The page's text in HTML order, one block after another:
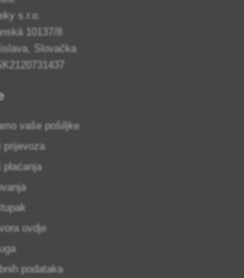
s.r.o.
10137/8
Slovačka
vaše pošiljke
prijevoza
plaćanja
ovdje
podataka